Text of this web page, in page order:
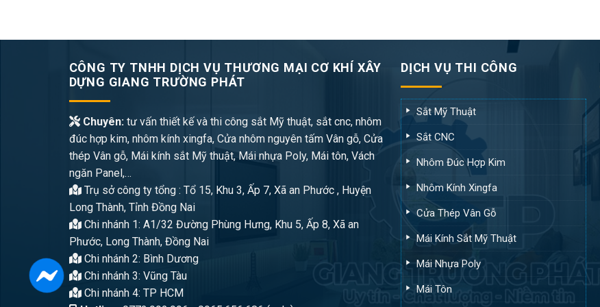
CÔNG TY TNHH DỊCH VỤ THƯƠNG MẠI CƠ KHÍ XÂY
DỰNG GIANG TRƯỜNG PHÁT
Chuyên:tư vấn thiết kế và thi công sắt Mỹ thuật, sắt cnc, nhôm
đúc hợp kim, nhôm kính xingfa, Cửa nhôm nguyên tấm Vân gỗ, Cửa
thép Vân gỗ, Mái kính sắt Mỹ thuật, Mái nhựa Poly, Mái tôn, Vách
ngăn Panel,…
Trụ sở công ty tổng : Tổ 15, Khu 3, Ấp 7, Xã an Phước , Huyện
Long Thành, Tỉnh Đồng Nai
Chi nhánh 1: A1/32 Đường Phùng Hưng, Khu 5, Ấp 8, Xã an
Phước, Long Thành, Đồng Nai
Chi nhánh 2: Bình Dương
Chi nhánh 3: Vũng Tàu
Chi nhánh 4: TP HCM
DỊCH VỤ THI CÔNG
Sắt Mỹ Thuật
Sắt CNC
Nhôm Đúc Hợp Kim
Nhôm Kính Xingfa
Cửa Thép Vân Gỗ
Mái Kính Sắt Mỹ Thuật
Mái Nhựa Poly
Mái Tôn